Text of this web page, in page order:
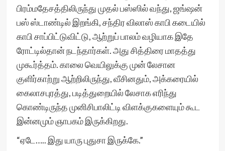
பிரம்மதேசத்திலிருந்து முதல் பஸ்ஸில் வந்து, ஜங்ஷன்
பஸ் ஸ்டாண்டில் இறங்கி, சந்திர விலாஸ் காபி கடையில்
காபி சாப்பிட்டுவிட்டு, ஆற்றுப் பாலம் வழியாக இதே
ரோட்டில்தான் நடந்தார்கள். அது சித்திரை மாதத்து
முகூர்த்தம். காலை வெயிலுக்கு முன் லேசான
குளிர்காற்று ஆற்றிலிருந்து, வீசினதும், அக்கரையில்
கைலாசபுரத்து, படித்துறையில் லேசாக எரிந்து
கொண்டிருந்த முனிசிபாலிட்டி விளக்குகளையும் கூட
இன்னமும் ஞாபகம் இருக்கிறது.
“ஏடே….. இது யாரு புதுசா இருக்கே.”